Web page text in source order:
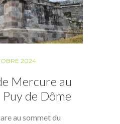
2024
Mercure au
de Dôme
au sommet du